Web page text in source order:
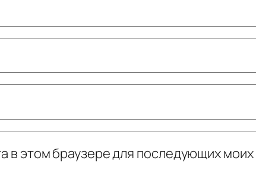
в этом браузере для последующих